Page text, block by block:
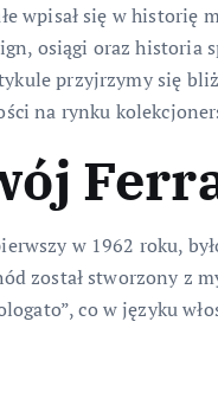
wpisał się w historię
osiągi oraz historia
przyjrzymy się
na rynku
w 1962 roku,
został stworzony z
co w języku